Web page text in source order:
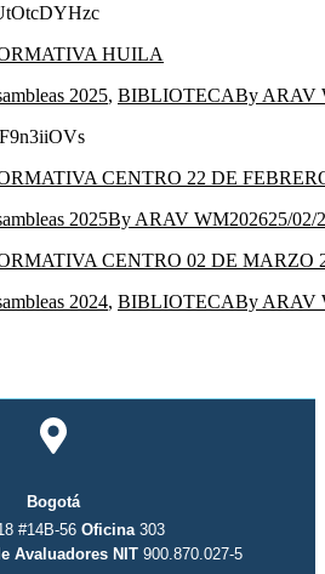
HUILA
2025, BIBLIOTECABy ARAV
CENTRO 22 DE
2025By ARAV WM202625/02/
CENTRO 02 DE MARZO
2024, BIBLIOTECABy ARAV
Bogotá
#14B-56 Oficina303
Avaluadores NIT 900.870.027-5